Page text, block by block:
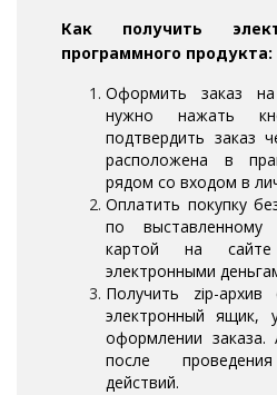
Как получить
программного продукта:
Оформить заказ
нужно нажать
подтвердить заказ
расположена в
рядом со входом в
Оплатить покупку
по выставленному
картой на
электронными
Получить zip-
электронный ящик,
оформлении заказа.
после
действий.